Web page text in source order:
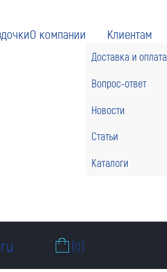
О компании Клиентам
Доставка и оплата
Вопрос-ответ
Новости
Статьи
Каталоги
(0)